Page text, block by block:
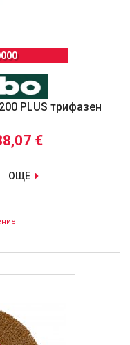
PLUS трифазен
€
ОЩЕ